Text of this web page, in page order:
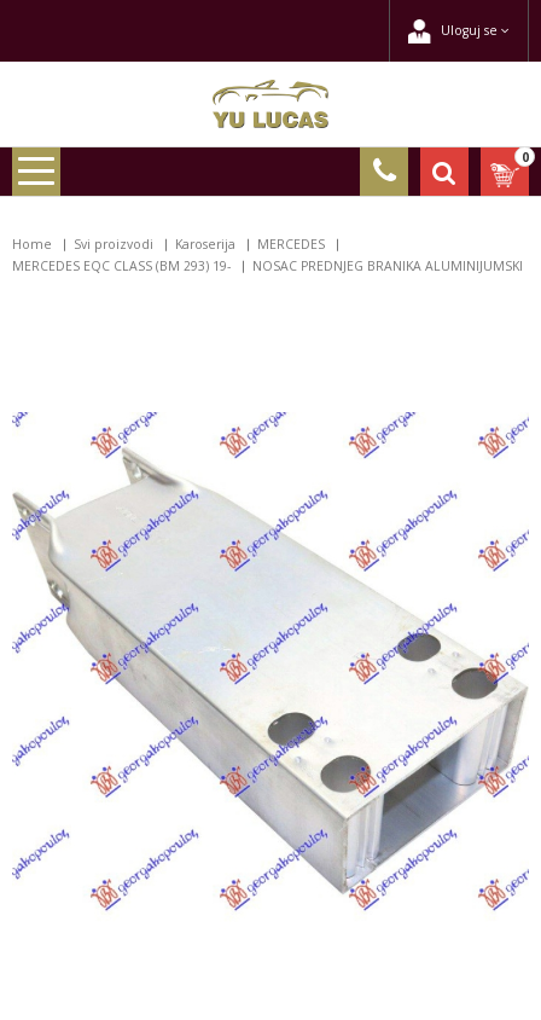
Uloguj se
0
Home Svi proizvodi Karoserija
MERCEDES
MERCEDES EQC CLASS (BM 293) 19-
NOSAC PREDNJEG BRANIKA ALUMINIJUMSKI